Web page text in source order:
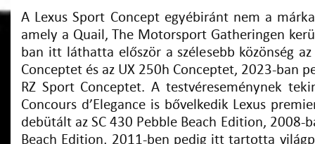
A Lexus Sport Concept egyébiránt nem a
amely a Quail, The Motorsport Gatheringen
ban itt láthatta először a szélesebb közönség
Conceptet és az UX 250h Conceptet, 2023-ban
RZ Sport Conceptet. A testvéreseménynek
Concours d’Elegance is bővelkedik Lexus
debütált az SC 430 Pebble Beach Edition, 2008-
Beach Edition, 2011-ben pedig itt tartotta